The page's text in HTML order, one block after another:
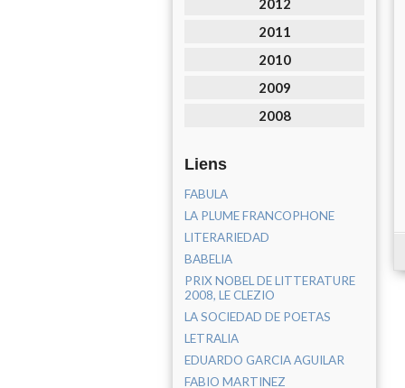
2012
2011
2010
2009
2008
Liens
FABULA
LA PLUME FRANCOPHONE
LITERARIEDAD
BABELIA
PRIX NOBEL DE LITTERATURE
2008, LE CLEZIO
LA SOCIEDAD DE POETAS
LETRALIA
EDUARDO GARCIA AGUILAR
FABIO MARTINEZ